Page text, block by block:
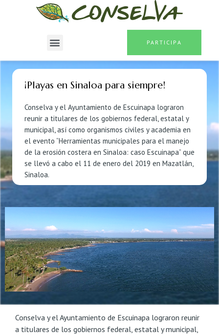
PARTICIPA
¡Playas en Sinaloa para siempre!
Conselva y el Ayuntamiento de Escuinapa lograron
reunir a titulares de los gobiernos federal, estatal y
municipal, así como organismos civiles y academia en
el evento “Herramientas municipales para el manejo
de la erosión costera en Sinaloa: caso Escuinapa” que
se llevó a cabo el 11 de enero del 2019 en Mazatlán,
Sinaloa.
Conselva y el Ayuntamiento de Escuinapa lograron reunir
a titulares de los gobiernos federal, estatal y municipal,